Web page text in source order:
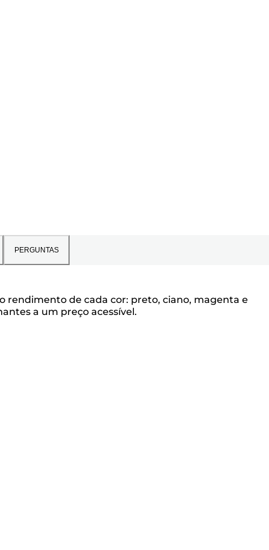
PERGUNTAS
de cada cor: preto, ciano, magenta e
a um preço acessível.